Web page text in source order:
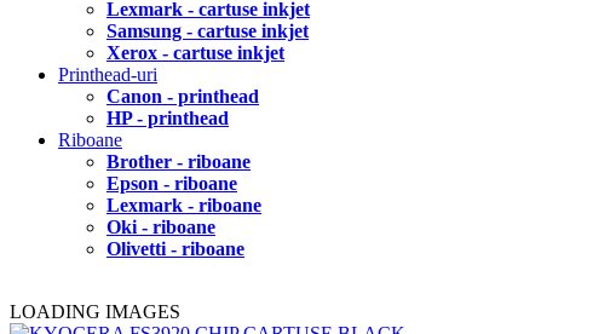
Lexmark - cartuse inkjet
Samsung - cartuse inkjet
Xerox - cartuse inkjet
Printhead-uri
Canon - printhead
HP - printhead
Riboane
Brother - riboane
Epson - riboane
Lexmark - riboane
Oki - riboane
Olivetti - riboane
LOADING IMAGES